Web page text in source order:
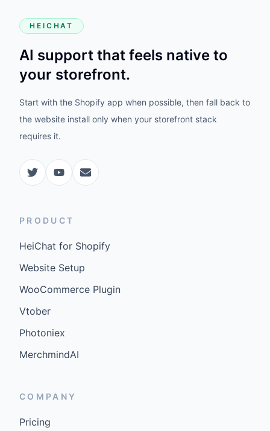
HEICHAT
AI support that feels native to
your storefront.
Start with the Shopify app when possible, then fall back to
the website install only when your storefront stack
requires it.
PRODUCT
HeiChat for Shopify
Website Setup
WooCommerce Plugin
Vtober
Photoniex
MerchmindAI
COMPANY
Pricing